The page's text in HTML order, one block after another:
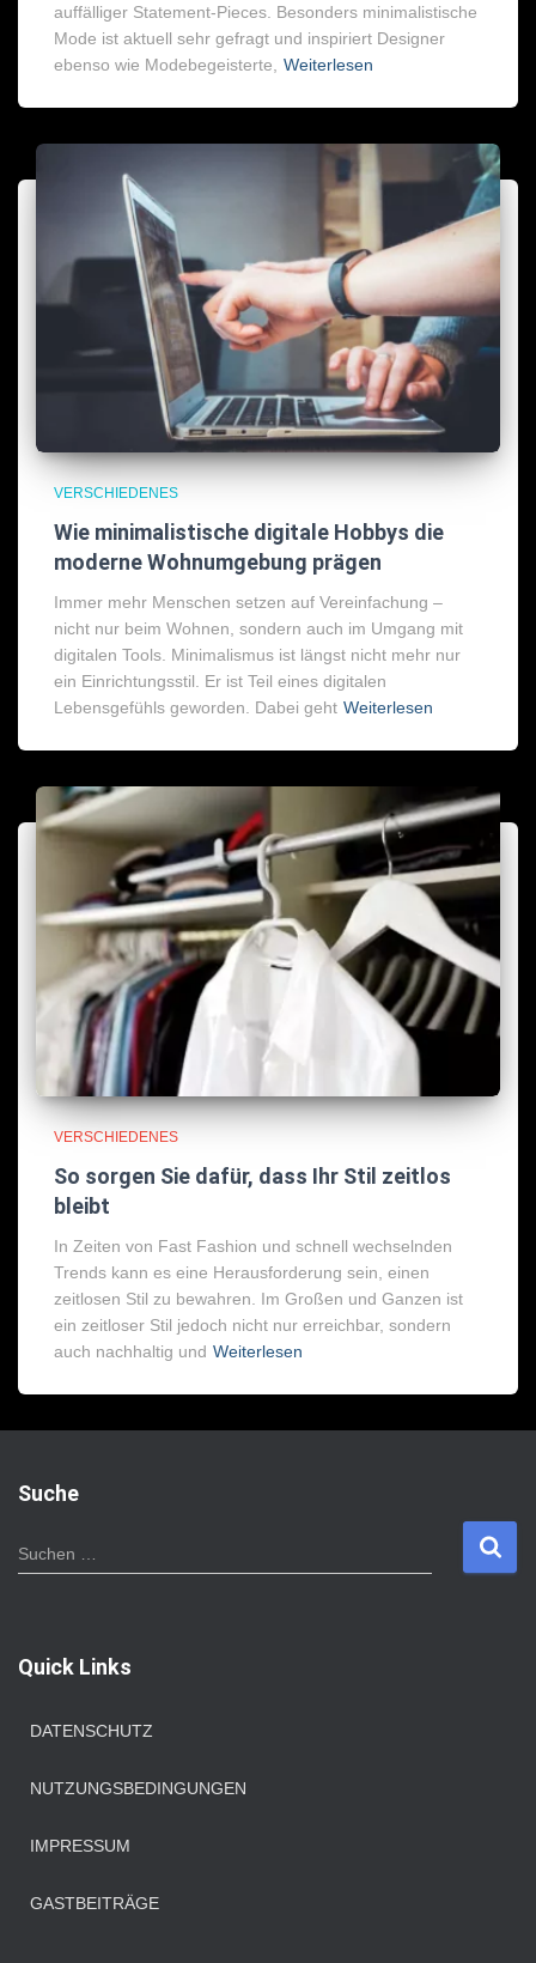
auffälliger Statement-Pieces. Besonders minimalistische
Mode ist aktuell sehr gefragt und inspiriert Designer
ebenso wie Modebegeisterte,
Weiterlesen
VERSCHIEDENES
Wie minimalistische digitale Hobbys die
moderne Wohnumgebung prägen
Immer mehr Menschen setzen auf Vereinfachung –
nicht nur beim Wohnen, sondern auch im Umgang mit
digitalen Tools. Minimalismus ist längst nicht mehr nur
ein Einrichtungsstil. Er ist Teil eines digitalen
Lebensgefühls geworden. Dabei geht Weiterlesen
VERSCHIEDENES
So sorgen Sie dafür, dass Ihr Stil zeitlos
bleibt
In Zeiten von Fast Fashion und schnell wechselnden
Trends kann es eine Herausforderung sein, einen
zeitlosen Stil zu bewahren. Im Großen und Ganzen ist
ein zeitloser Stil jedoch nicht nur erreichbar, sondern
auch nachhaltig und Weiterlesen
Suche
S
u
n
Suchen …
Quick Links
DATENSCHUTZ
NUTZUNGSBEDINGUNGEN
IMPRESSUM
GASTBEITRÄGE